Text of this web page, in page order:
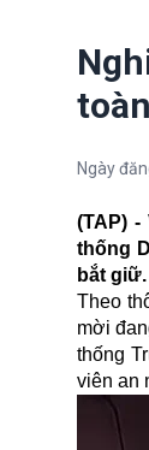
toàn
Ngày
(TAP)
thống
bắt giữ.
Theo
mời
thống
viên an